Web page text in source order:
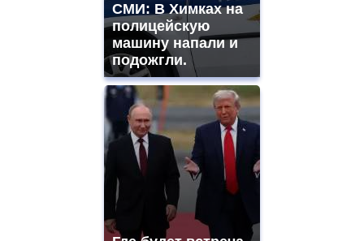
СМИ: В Химках на
полицейскую
машину напали и
подожгли.